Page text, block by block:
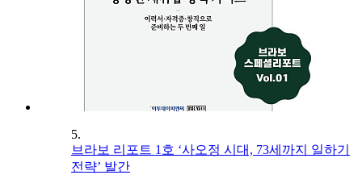
5.
브라보 리포트 1호 ‘사오정 시대, 73세까지 일하기
전략’ 발간